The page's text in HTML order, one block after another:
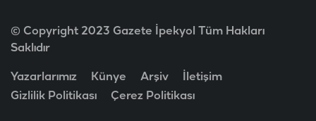
© Copyright 2023 Gazete İpekyol Tüm Hakları
Saklıdır
Yazarlarımız Künye Arşiv
İletişim
Gizlilik Politikası
Çerez Politikası